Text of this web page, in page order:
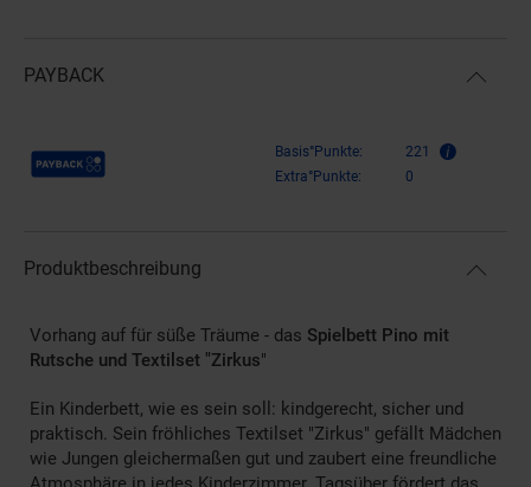
PAYBACK
Payback Punkte Basis°Punkte:
221
Extra°Punkte:
0
Produktbeschreibung
Vorhang auf für süße Träume - das Spielbett Pino mit
Rutsche und Textilset "Zirkus"
Ein Kinderbett, wie es sein soll: kindgerecht, sicher und
praktisch. Sein fröhliches Textilset "Zirkus" gefällt Mädchen
wie Jungen gleichermaßen gut und zaubert eine freundliche